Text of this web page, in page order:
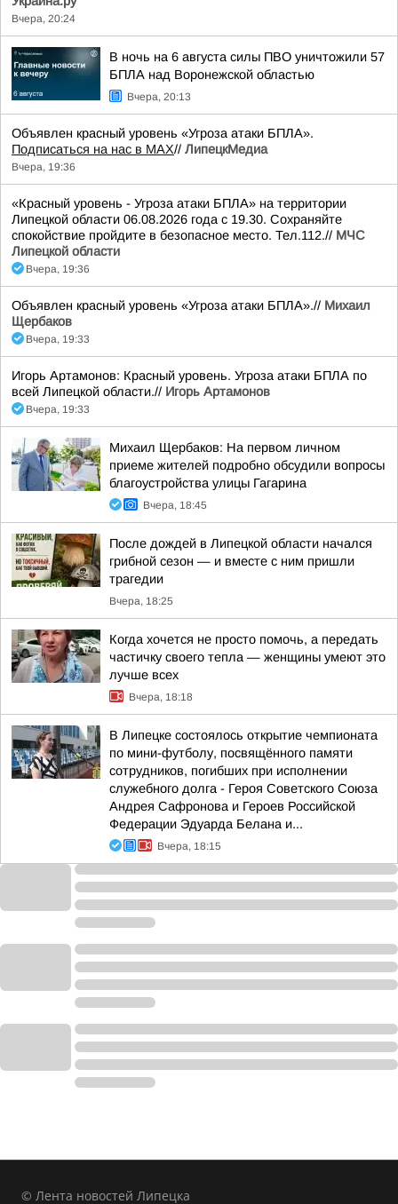
Вчера, 20:24
В ночь на 6 августа силы ПВО уничтожили 57
БПЛА над Воронежской областью
Вчера, 20:13
Объявлен красный уровень «Угроза атаки БПЛА».
Подписаться на нас в МАХ// ЛипецкМедиа
Вчера, 19:36
«Красный уровень - Угроза атаки БПЛА» на территории
Липецкой области 06.08.2026 года с 19.30. Сохраняйте
спокойствие пройдите в безопасное место. Тел.112.// МЧС
Липецкой области
Вчера, 19:36
Объявлен красный уровень «Угроза атаки БПЛА».// Михаил
Щербаков
Вчера, 19:33
Игорь Артамонов: Красный уровень. Угроза атаки БПЛА по
всей Липецкой области.// Игорь Артамонов
Вчера, 19:33
Михаил Щербаков: На первом личном
приеме жителей подробно обсудили вопросы
благоустройства улицы Гагарина
Вчера, 18:45
После дождей в Липецкой области начался
грибной сезон — и вместе с ним пришли
трагедии
Вчера, 18:25
Когда хочется не просто помочь, а передать
частичку своего тепла — женщины умеют это
лучше всех
Вчера, 18:18
В Липецке состоялось открытие чемпионата
по мини-футболу, посвящённого памяти
сотрудников, погибших при исполнении
служебного долга - Героя Советского Союза
Андрея Сафронова и Героев Российской
Федерации Эдуарда Белана и...
Вчера, 18:15
© Лента новостей Липецка